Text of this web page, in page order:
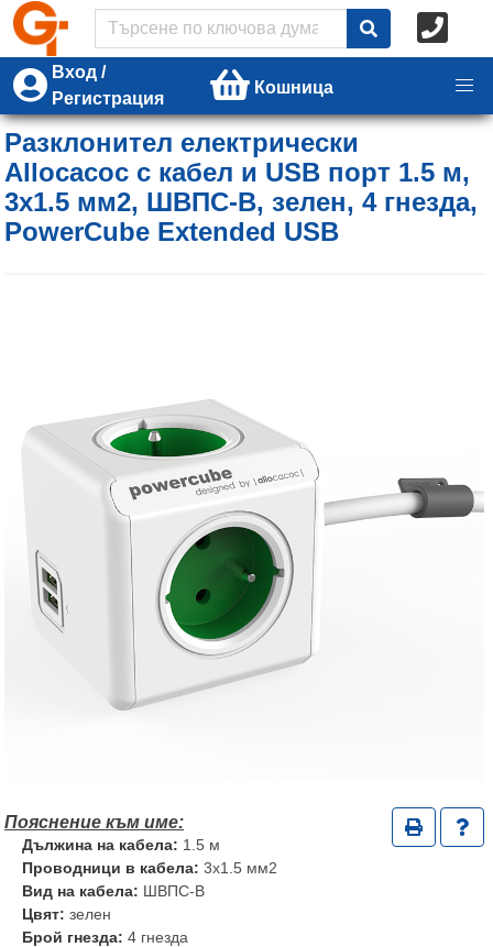
Вход /
Регистрация
Кошница
Разклонител електрически
Allocacoc с кабел и USB порт 1.5 м,
3x1.5 мм2, ШВПС-В, зелен, 4 гнезда,
PowerCube Extended USB
Дължина на кабела: 1.5 м
Проводници в кабела: 3x1.5 мм2
Вид на кабела: ШВПС-В
Цвят: зелен
Брой гнезда: 4 гнезда